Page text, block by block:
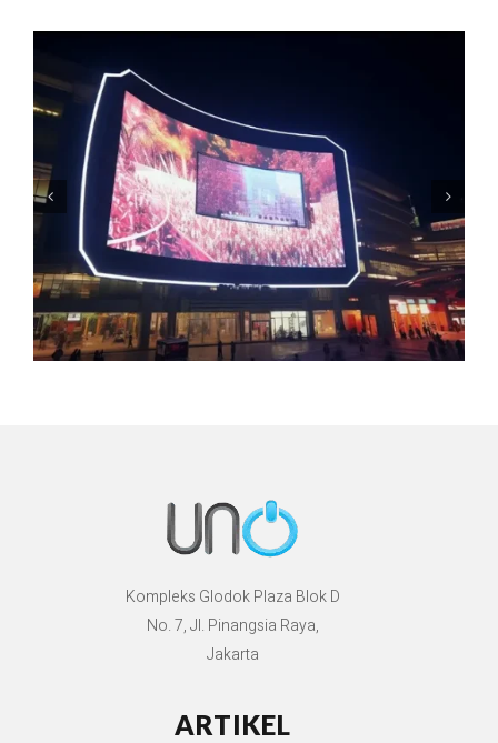
Kompleks Glodok Plaza Blok D
No. 7, Jl. Pinangsia Raya,
Jakarta
ARTIKEL